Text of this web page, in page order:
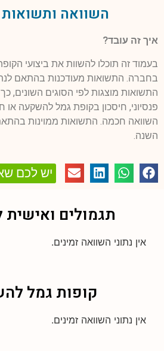
השוואה
איך זה עובד?
בעמוד זה תוכלו להשוות את ביצועי
בחברה. התשואות מעודכנות בהתאם
התשואות מוצגות לפי הסוגים השונים,
פנסיוני, חיסכון בקופת גמל להשקעה או
השוואה חכמה. התשואות ממוינות
השנה.
יש לכם
תגמולים ואישית
אין נתוני השוואה זמינים.
קופות גמל
אין נתוני השוואה זמינים.